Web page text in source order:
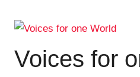
Inhalt
Voices for